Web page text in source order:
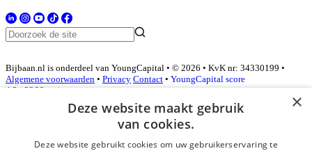
Bijbaan.nl is onderdeel van YoungCapital • © 2026 • KvK nr: 34330199 •
Algemene voorwaarden • Privacy Contact • YoungCapital score
4.3 - 3366 reviews
Inloggen als bedrijf
×
Deze website maakt gebruik
van cookies.
Deze website gebruikt cookies om uw gebruikerservaring te